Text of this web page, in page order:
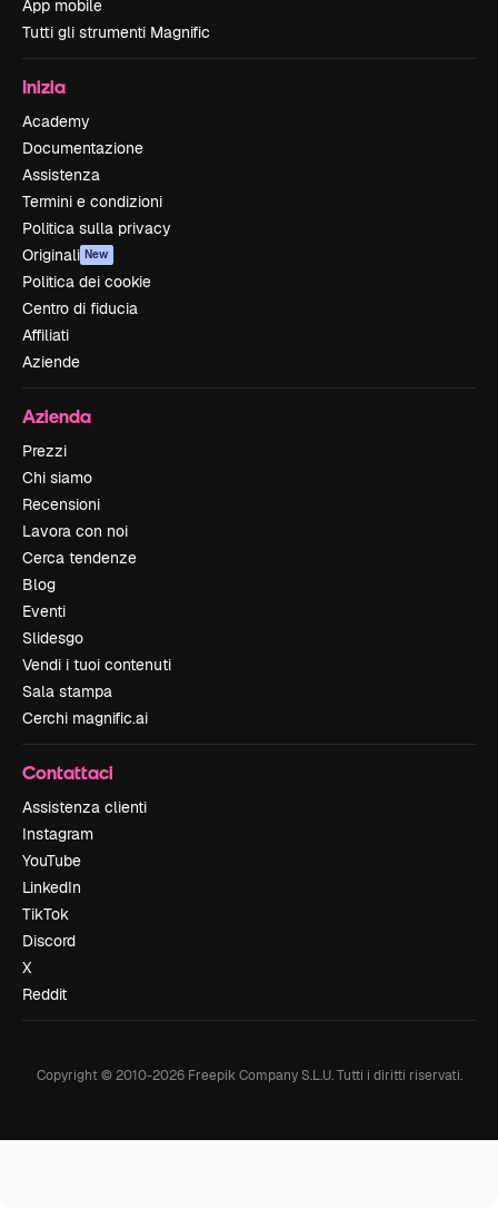
App mobile
Tutti gli strumenti Magnific
Inizia
Academy
Documentazione
Assistenza
Termini e condizioni
Politica sulla privacy
Originali New
Politica dei cookie
Centro di fiducia
Affiliati
Aziende
Azienda
Prezzi
Chi siamo
Recensioni
Lavora con noi
Cerca tendenze
Blog
Eventi
Slidesgo
Vendi i tuoi contenuti
Sala stampa
Cerchi magnific.ai
Contattaci
Assistenza clienti
Instagram
YouTube
LinkedIn
TikTok
Discord
X
Reddit
Copyright © 2010-2026Freepik Company S.L.U. Tutti i diritti riservati.